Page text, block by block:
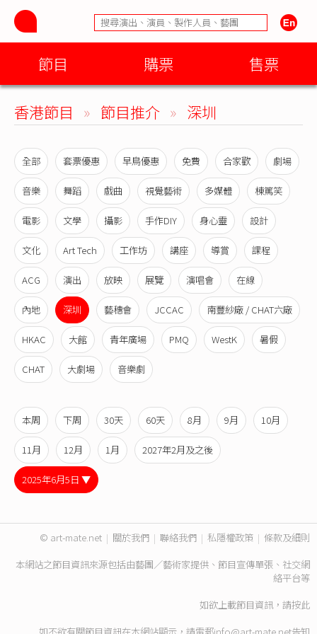
節目 購票 售票
香港節目 » 節目推介 » 深圳
全部 套票優惠 早鳥優惠 免費 合家歡 劇場
音樂 舞蹈 戲曲 視覺藝術 多媒體 棟篤笑
電影 文學 攝影 手作DIY 身心靈 設計
文化 Art Tech 工作坊 講座 導賞 課程
ACG 演出 放映 展覽 演唱會 在線
內地 深圳 藝穗會 JCCAC 南豐紗廠 / CHAT六廠
HKAC 大館 青年廣場 PMQ WestK 暑假
CHAT 大劇場 音樂劇
本周 下周 30天 60天 8月 9月 10月
11月 12月 1月 2027年2月及之後
2025年6月5日 ▼
© art-mate.net | 關於我們 | 聯絡我們 | 私隱權政策 | 條款及細則
本網站之節目資訊來源包括由藝團／藝術家提供、節目宣傳單張、社交網
絡平台等
如欲上載節目資訊，請按此